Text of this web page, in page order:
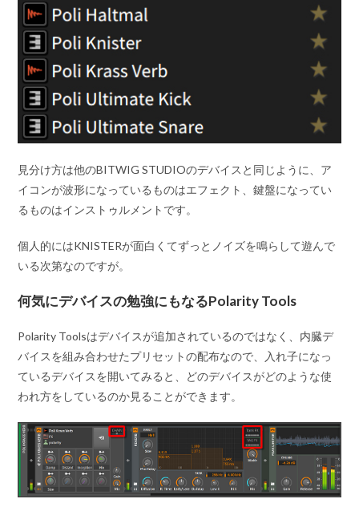
見分け方は他のBITWIG STUDIOのデバイスと同じように、ア
イコンが波形になっているものはエフェクト、鍵盤になってい
るものはインストゥルメントです。
個人的にはKNISTERが面白くてずっとノイズを鳴らして遊んで
いる次第なのですが。
何気にデバイスの勉強にもなるPolarity Tools
Polarity Toolsはデバイスが追加されているのではなく、内臓デ
バイスを組み合わせたプリセットの配布なので、入れ子になっ
ているデバイスを開いてみると、どのデバイスがどのような使
われ方をしているのか見ることができます。